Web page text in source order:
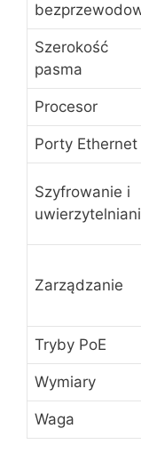
Szerokość
pasma
Procesor
Porty Ethernet
Szyfrowanie i
Zarządzanie
Tryby PoE
Wymiary
Waga